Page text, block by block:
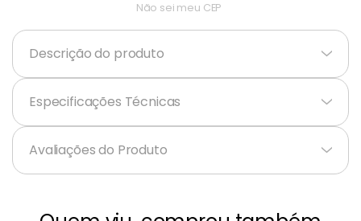
Não sei meu CEP
Descrição do produto +
Especificações Técnicas +
Avaliações do Produto